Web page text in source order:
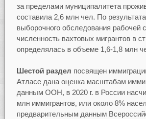
за пределами муниципалитета
составила 2,6 млн чел. По
выборочного обследования рабочей
численность вахтовых мигрантов в
определялась в объеме 1,6-1,8 млн
Шестой раздел посвящен
Атласе дана оценка масштабам
данным ООН, в 2020 г. в России
млн иммигрантов, или около 8%
предварительным данным